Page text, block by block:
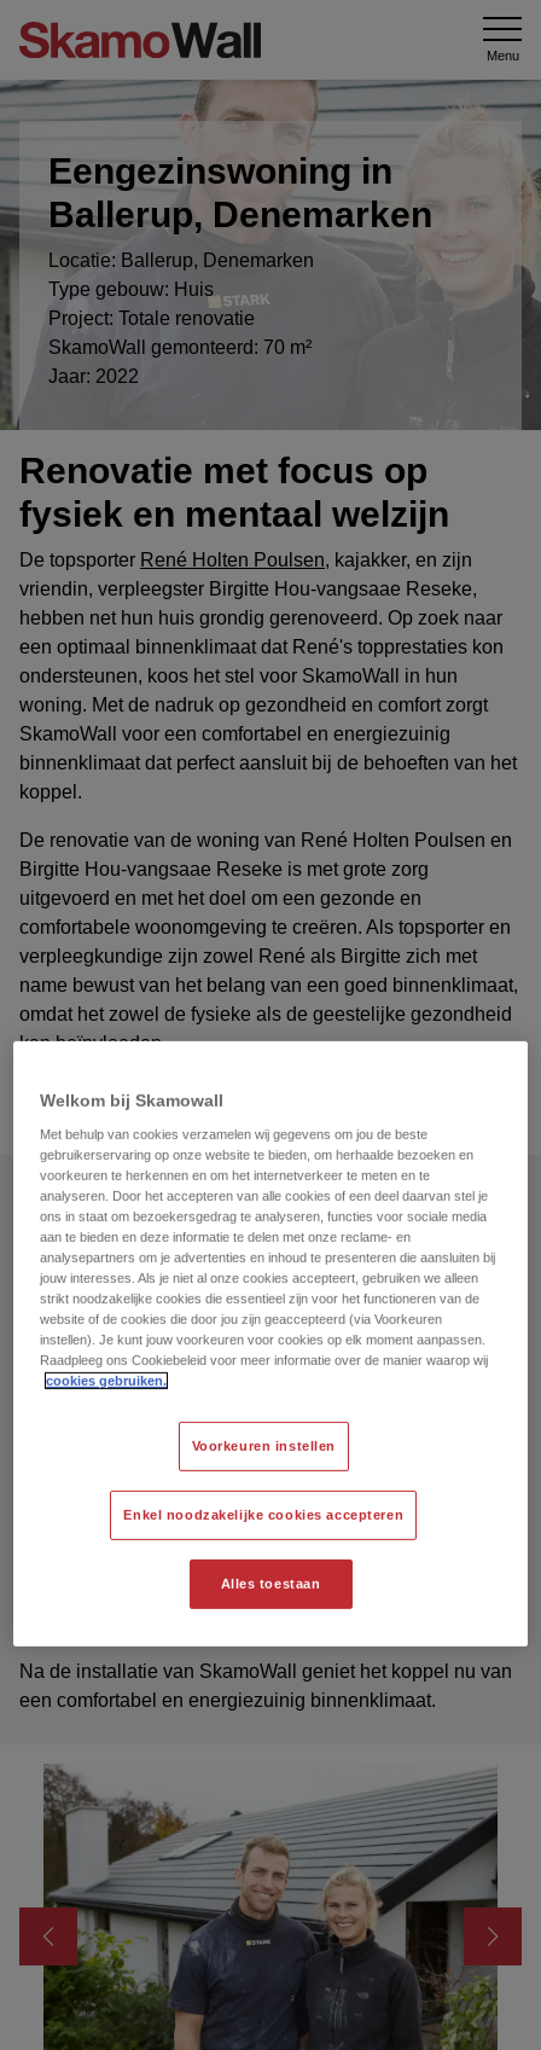
Menu
Eengezinswoning in
Ballerup, Denemarken
Locatie: Ballerup, Denemarken
Type gebouw: Huis
Project: Totale renovatie
SkamoWall gemonteerd: 70 m²
Jaar: 2022
Renovatie met focus op
fysiek en mentaal welzijn
De topsporter René Holten Poulsen, kajakker, en zijn
vriendin, verpleegster Birgitte Hou-vangsaae Reseke,
hebben net hun huis grondig gerenoveerd. Op zoek naar
een optimaal binnenklimaat dat René's topprestaties kon
ondersteunen, koos het stel voor SkamoWall in hun
woning. Met de nadruk op gezondheid en comfort zorgt
SkamoWall voor een comfortabel en energiezuinig
binnenklimaat dat perfect aansluit bij de behoeften van het
koppel.
De renovatie van de woning van René Holten Poulsen en
Birgitte Hou-vangsaae Reseke is met grote zorg
uitgevoerd en met het doel om een gezonde en
comfortabele woonomgeving te creëren. Als topsporter en
verpleegkundige zijn zowel René als Birgitte zich met
name bewust van het belang van een goed binnenklimaat,
omdat het zowel de fysieke als de geestelijke gezondheid
kan beïnvloeden.
Voorheen:
Een kelder met een ongezond en problematisch
binnenklimaat, wat zowel fysiek als mentaal van invloed is
op het koppel.
Het koppel koos ervoor om SkamoWall te installeren.
Na de installatie van SkamoWall geniet het koppel nu van
een comfortabel en energiezuinig binnenklimaat.
Welkom bij Skamowall
Met behulp van cookies verzamelen wij gegevens om jou de beste
gebruikerservaring op onze website te bieden, om herhaalde bezoeken en
voorkeuren te herkennen en om het internetverkeer te meten en te
analyseren. Door het accepteren van alle cookies of een deel daarvan stel je
ons in staat om bezoekersgedrag te analyseren, functies voor sociale media
aan te bieden en deze informatie te delen met onze reclame- en
analysepartners om je advertenties en inhoud te presenteren die aansluiten bij
jouw interesses. Als je niet al onze cookies accepteert, gebruiken we alleen
strikt noodzakelijke cookies die essentieel zijn voor het functioneren van de
website of de cookies die door jou zijn geaccepteerd (via Voorkeuren
instellen). Je kunt jouw voorkeuren voor cookies op elk moment aanpassen.
Raadpleeg ons Cookiebeleid voor meer informatie over de manier waarop wij
cookies gebruiken.
Voorkeuren instellen
Enkel noodzakelijke cookies accepteren
Alles toestaan